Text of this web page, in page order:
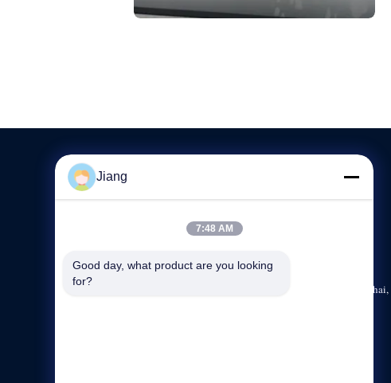
CONTACTE-NOS
86--13564930110
8:30-17:30
15/F, No.1185, estrada de Huyi, distrito de Jiading, Shanghai,
Jiang
7:48 AM
Good day, what product are you looking
for?